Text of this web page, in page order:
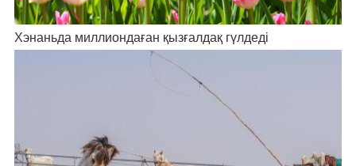
Хэнаньда миллиондаған қызғалдақ гүлдеді